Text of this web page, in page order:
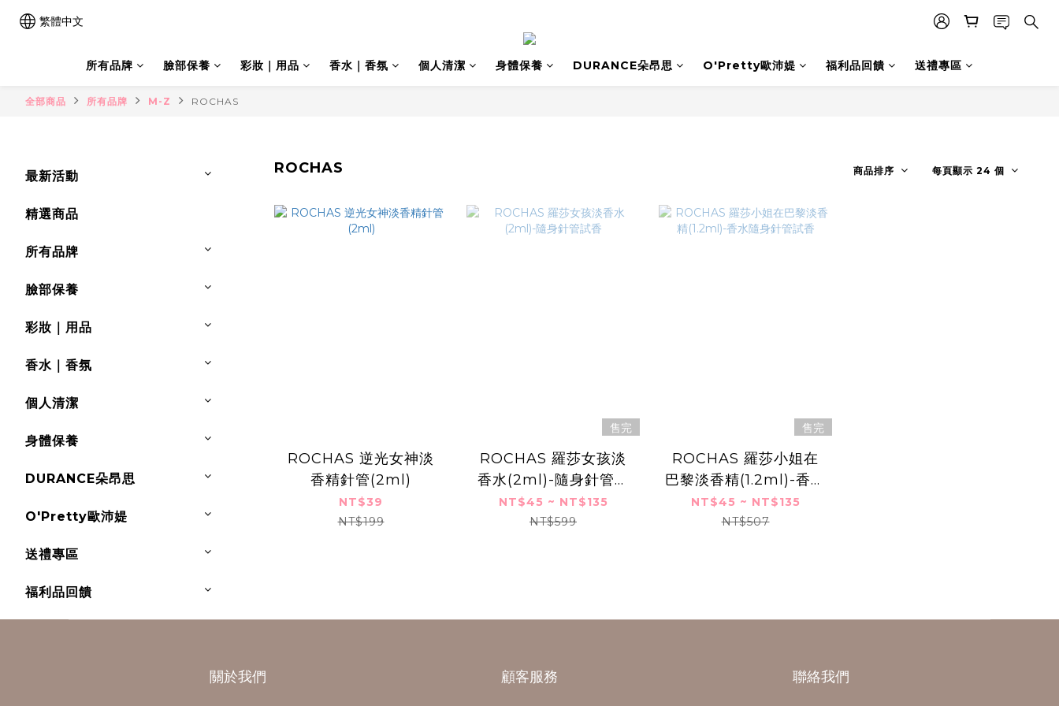
繁體中文
所有品牌 臉部保養 彩妝｜用品 香水｜香氛 個人清潔 身體保養 DURANCE朵昂思 O'Pretty歐沛媞 福利品回饋 送禮專區
全部商品 所有品牌 M-Z ROCHAS
最新活動
精選商品
所有品牌
臉部保養
彩妝｜用品
香水｜香氛
個人清潔
身體保養
DURANCE朵昂思
O'Pretty歐沛媞
送禮專區
福利品回饋
ROCHAS 商品排序 每頁顯示 24 個
ROCHAS 逆光女神淡
香精針管(2ml)
NT$39
NT$199
售完
ROCHAS 羅莎女孩淡
香水(2ml)-隨身針管試
香
NT$45 ~ NT$135
NT$599
售完
ROCHAS 羅莎小姐在
巴黎淡香精(1.2ml)-香水
隨身針管試香
NT$45 ~ NT$135
NT$507
關於我們 顧客服務 聯絡我們